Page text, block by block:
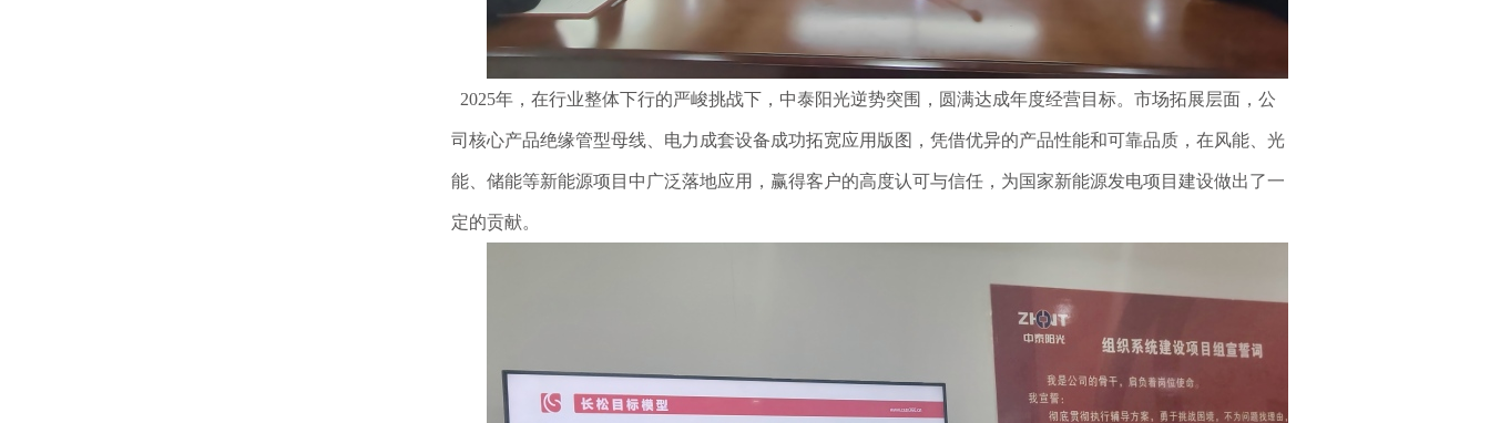
2025年，在行业整体下行的严峻挑战下，中泰阳光逆势突围，圆满达成年度经营目标。市场拓展层面，公
司核心产品绝缘管型母线、电力成套设备成功拓宽应用版图，凭借优异的产品性能和可靠品质，在风能、光
能、储能等新能源项目中广泛落地应用，赢得客户的高度认可与信任 ，为国家新能源发电项目建设做出了一
定的贡献。